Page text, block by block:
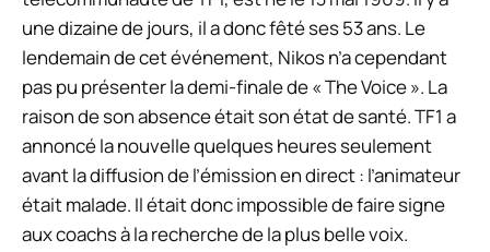
une dizaine de jours, il a donc fêté ses 53 ans. Le
lendemain de cet événement, Nikos n’a cependant
pas pu présenter la demi-finale de « The Voice ». La
raison de son absence était son état de santé. TF1 a
annoncé la nouvelle quelques heures seulement
avant la diffusion de l’émission en direct : l’animateur
était malade. Il était donc impossible de faire signe
aux coachs à la recherche de la plus belle voix.